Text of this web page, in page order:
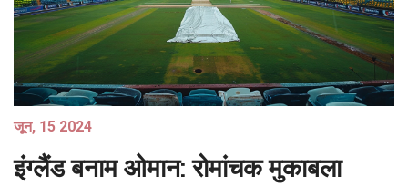
जून, 15 2024
इंग्लैंड बनाम ओमान: रोमांचक मुकाबला